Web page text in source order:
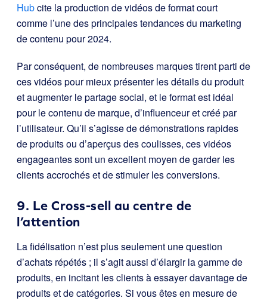
Hubcite la production de vidéos de format court
comme l’une des principales tendances du marketing
de contenu pour 2024.
Par conséquent, de nombreuses marques tirent parti de
ces vidéos pour mieux présenter les détails du produit
et augmenter le partage social, et le format est idéal
pour le contenu de marque, d’influenceur et créé par
l’utilisateur. Qu’il s’agisse de démonstrations rapides
de produits ou d’aperçus des coulisses, ces vidéos
engageantes sont un excellent moyen de garder les
clients accrochés et de stimuler les conversions.
9. Le Cross-sell au centre de
l’attention
La fidélisation n’est plus seulement une question
d’achats répétés ; il s’agit aussi d’élargir la gamme de
produits, en incitant les clients à essayer davantage de
produits et de catégories. Si vous êtes en mesure de